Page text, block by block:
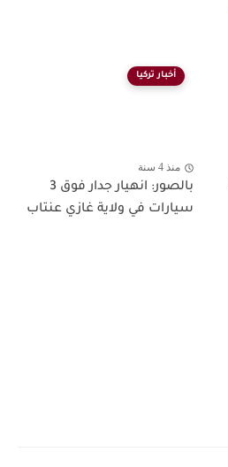
أخبار تركيا
منذ 4 سنة
بالصور: انهيار جدار فوق 3
سيارات في ولاية غازي عنتاب